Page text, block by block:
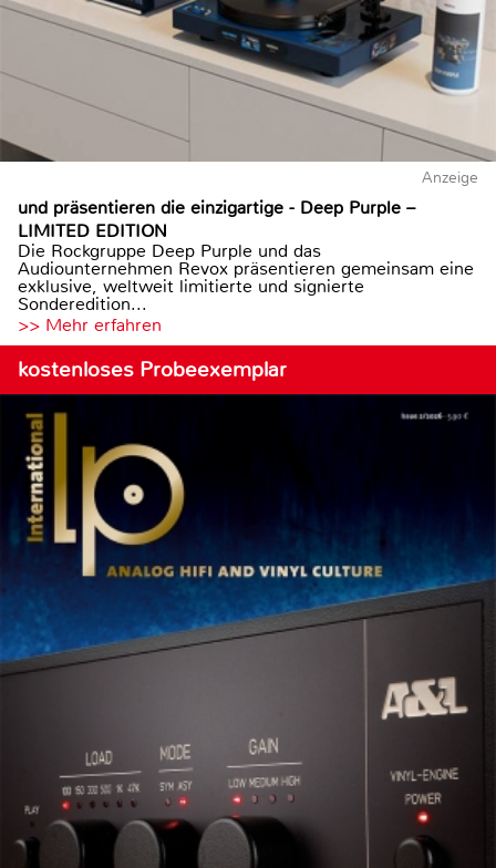
Anzeige
und präsentieren die einzigartige - Deep Purple –
LIMITED EDITION
Die Rockgruppe Deep Purple und das
Audiounternehmen Revox präsentieren gemeinsam eine
exklusive, weltweit limitierte und signierte
Sonderedition...
>> Mehr erfahren
kostenloses Probeexemplar